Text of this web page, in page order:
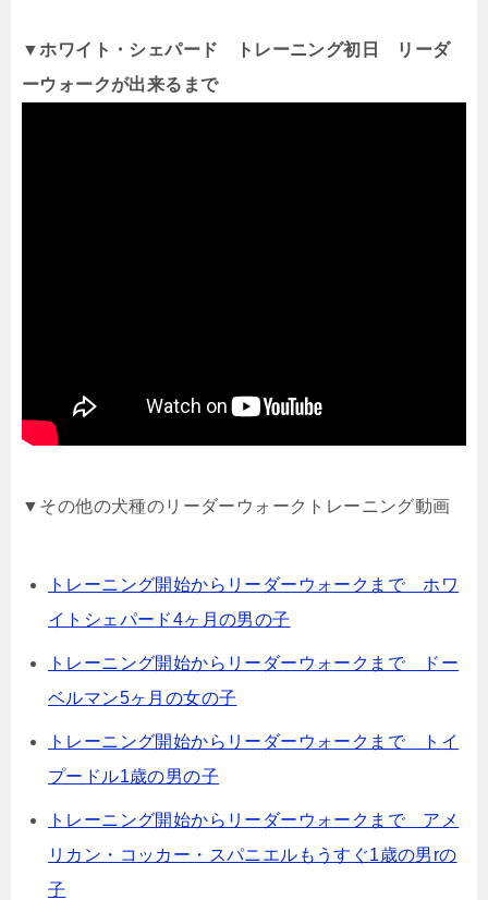
▼ホワイト・シェパード トレーニング初日 リーダ
ーウォークが出来るまで
▼その他の犬種のリーダーウォークトレーニング動画
トレーニング開始からリーダーウォークまで ホワ
イトシェパード4ヶ月の男の子
トレーニング開始からリーダーウォークまで ドー
ベルマン5ヶ月の女の子
トレーニング開始からリーダーウォークまで トイ
プードル1歳の男の子
トレーニング開始からリーダーウォークまで アメ
リカン・コッカー・スパニエルもうすぐ1歳の男rの
子